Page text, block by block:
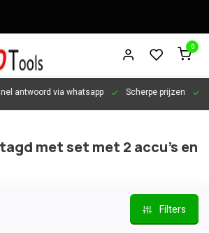
0
via whatsapp Scherpe prijzen
met set met 2 accu's en
Filters